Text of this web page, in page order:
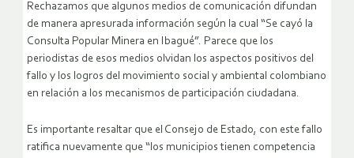
Rechazamos que algunos medios de comunicación difundan
de manera apresurada información según la cual “Se cayó la
Consulta Popular Minera en Ibagué”. Parece que los
periodistas de esos medios olvidan los aspectos positivos del
fallo y los logros del movimiento social y ambiental colombiano
en relación a los mecanismos de participación ciudadana.
Es importante resaltar que el Consejo de Estado, con este fallo
ratifica nuevamente que “los municipios tienen competencia